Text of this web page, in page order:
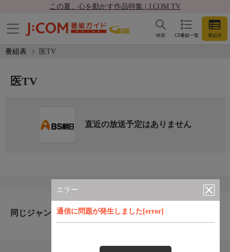
この夏、心を動かす作品特集 | J:COM TV
CS番組一覧 番組表
検索
番組表 医TV
エラー
通信に問題が発生しました[error]
医TV
直近の放送予定はありません
同じジャンルのおすすめ番組